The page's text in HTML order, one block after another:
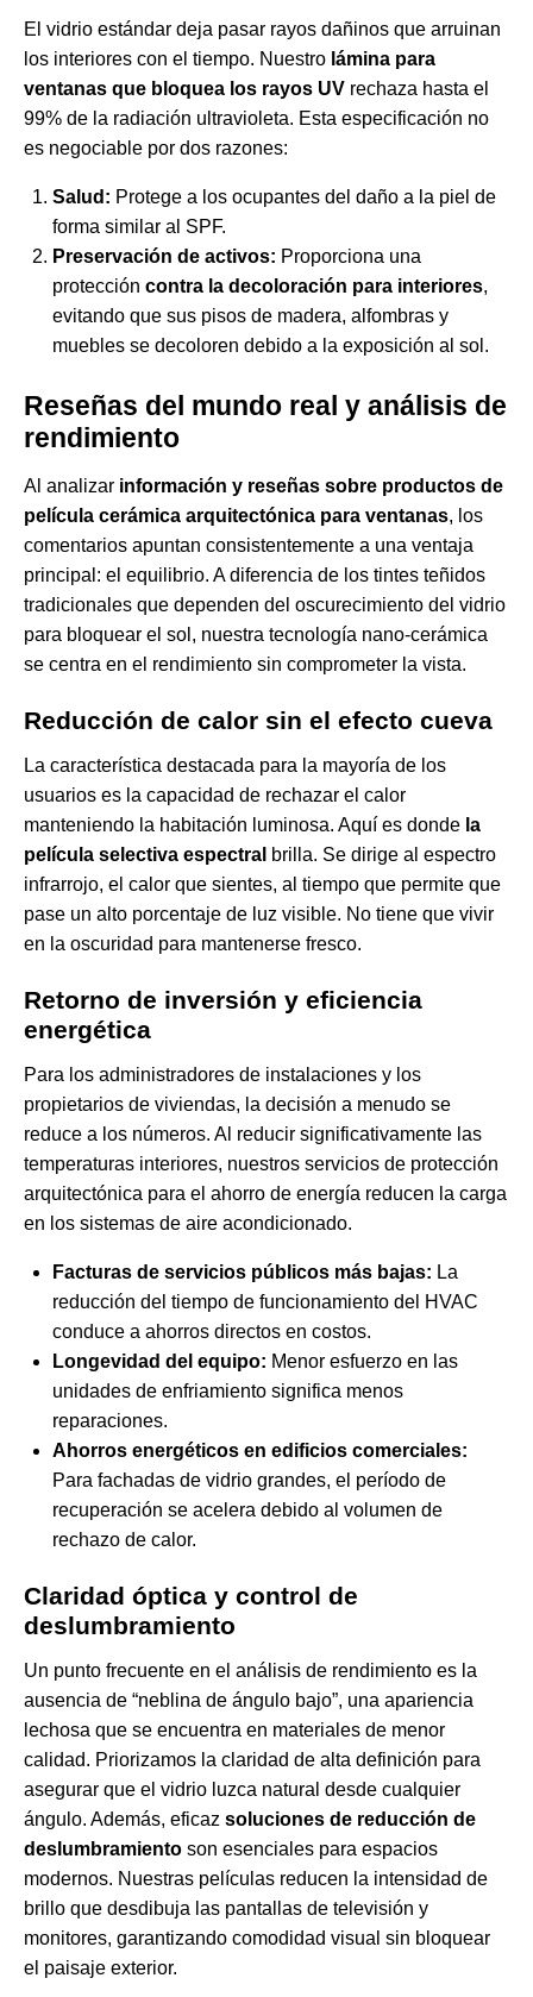
El vidrio estándar deja pasar rayos dañinos que arruinan
los interiores con el tiempo. Nuestro lámina para
ventanas que bloquea los rayos UV rechaza hasta el
99% de la radiación ultravioleta. Esta especificación no
es negociable por dos razones:
Salud: Protege a los ocupantes del daño a la piel de
forma similar al SPF.
Preservación de activos: Proporciona una
protección contra la decoloración para interiores,
evitando que sus pisos de madera, alfombras y
muebles se decoloren debido a la exposición al sol.
Reseñas del mundo real y análisis de
rendimiento
Al analizar información y reseñas sobre productos de
película cerámica arquitectónica para ventanas, los
comentarios apuntan consistentemente a una ventaja
principal: el equilibrio. A diferencia de los tintes teñidos
tradicionales que dependen del oscurecimiento del vidrio
para bloquear el sol, nuestra tecnología nano-cerámica
se centra en el rendimiento sin comprometer la vista.
Reducción de calor sin el efecto cueva
La característica destacada para la mayoría de los
usuarios es la capacidad de rechazar el calor
manteniendo la habitación luminosa. Aquí es donde la
película selectiva espectral brilla. Se dirige al espectro
infrarrojo, el calor que sientes, al tiempo que permite que
pase un alto porcentaje de luz visible. No tiene que vivir
en la oscuridad para mantenerse fresco.
Retorno de inversión y eficiencia
energética
Para los administradores de instalaciones y los
propietarios de viviendas, la decisión a menudo se
reduce a los números. Al reducir significativamente las
temperaturas interiores, nuestros servicios de protección
arquitectónica para el ahorro de energía reducen la carga
en los sistemas de aire acondicionado.
Facturas de servicios públicos más bajas: La
reducción del tiempo de funcionamiento del HVAC
conduce a ahorros directos en costos.
Longevidad del equipo: Menor esfuerzo en las
unidades de enfriamiento significa menos
reparaciones.
Ahorros energéticos en edificios comerciales:
Para fachadas de vidrio grandes, el período de
recuperación se acelera debido al volumen de
rechazo de calor.
Claridad óptica y control de
deslumbramiento
Un punto frecuente en el análisis de rendimiento es la
ausencia de “neblina de ángulo bajo”, una apariencia
lechosa que se encuentra en materiales de menor
calidad. Priorizamos la claridad de alta definición para
asegurar que el vidrio luzca natural desde cualquier
ángulo. Además, eficaz soluciones de reducción de
deslumbramiento son esenciales para espacios
modernos. Nuestras películas reducen la intensidad de
brillo que desdibuja las pantallas de televisión y
monitores, garantizando comodidad visual sin bloquear
el paisaje exterior.